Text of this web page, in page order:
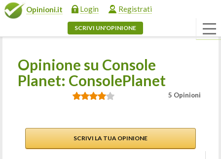
Opinioni.it Login Registrati
SCRIVI UN'OPINIONE
Opinione su Console
Planet: ConsolePlanet
5 Opinioni
SCRIVI LA TUA OPINIONE